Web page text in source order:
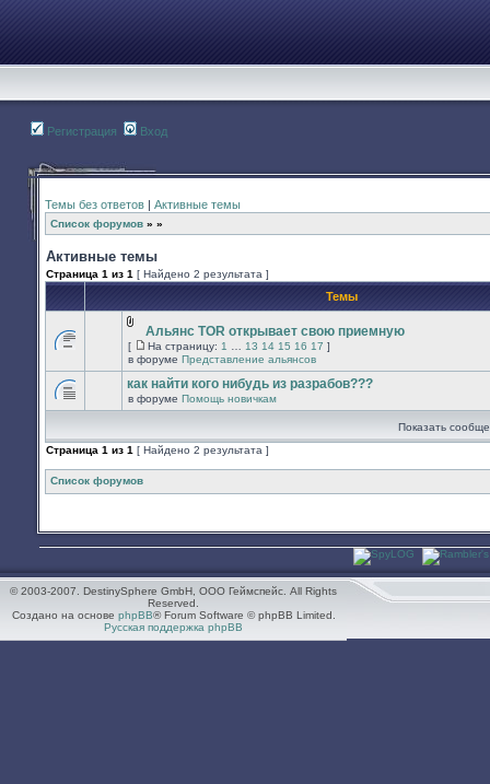
Регистрация Вход
Темы без ответов | Активные темы
Список форумов » »
Активные темы
Страница 1 из 1 [ Найдено 2 результата ]
Темы
Вложения
Альянс TOR открывает свою приемную
[
На
страницу
На страницу: 1 13 14 15 16 17 ]
в форуме Представление альянсов
нет
новых
сообщений.
как найти кого нибудь из разрабов???
в форуме Помощь новичкам
Показать
Страница 1 из 1 [ Найдено 2 результата ]
Список форумов
© 2003-2007. DestinySphere GmbH, ООО Геймспейс. All Rights
Reserved.
Создано на основе phpBB® Forum Software © phpBB Limited.
Русская поддержка phpBB